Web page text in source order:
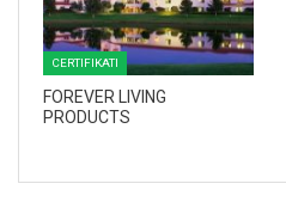
CERTIFIKATI
FOREVER LIVING
PRODUCTS